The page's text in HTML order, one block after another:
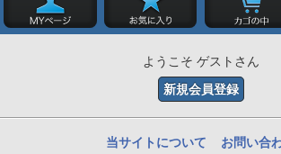
ようこそ ゲストさん
新規会員登録
当サイトについて お問い合